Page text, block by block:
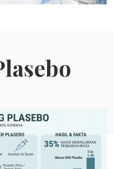
Masuki Fase Penting, Ini Posisi Iran, AS, dan Oman dalam Perjanjian Selat Hormuz